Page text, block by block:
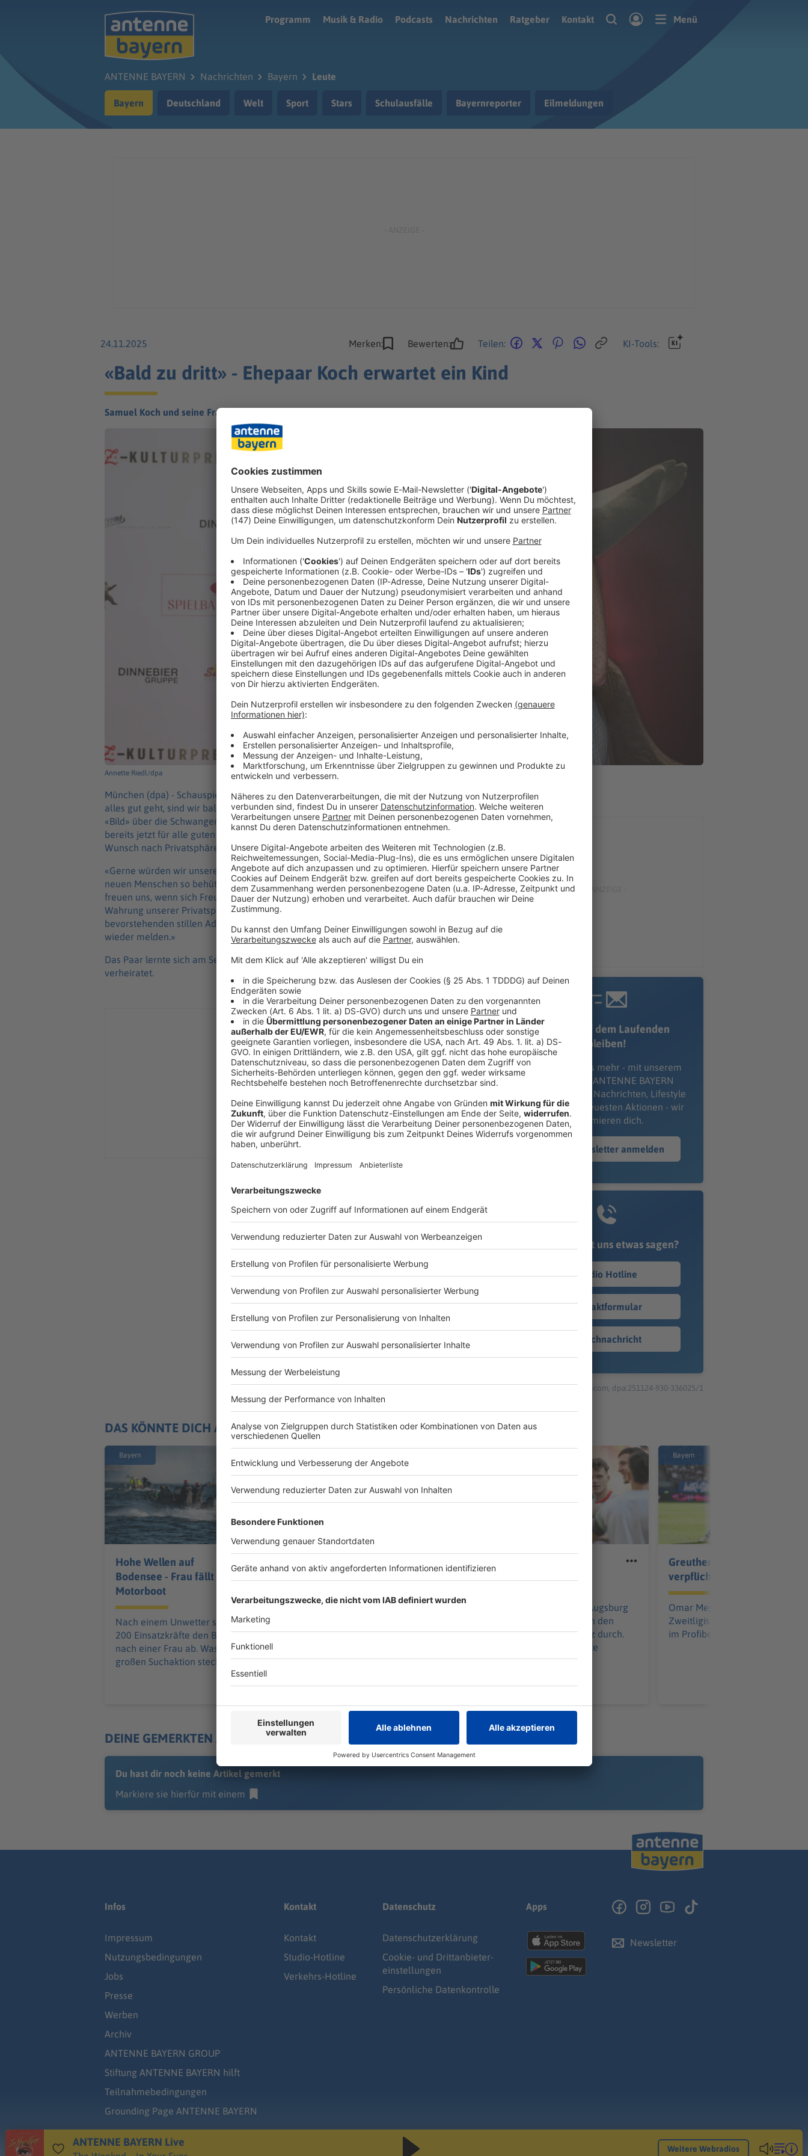
Programm
Musik & Radio Podcasts Nachrichten Ratgeber Kontakt Menü
ANTENNE BAYERN Nachrichten Bayern Leute
Bayern Deutschland Welt Sport Stars Schulausfälle Bayernreporter Eilmeldungen
24.11.2025 Merken: Bewerten: Teilen: KI-Tools:
«Bald zu dritt» - Ehepaar Koch erwartet ein Kind
Samuel Koch und seine Frau Sarah haben freudige Neuigkeiten - und bitten um Privatsphäre.
Annette Riedl/dpa
München (dpa) - Schauspieler Samuel Koch und seine Frau Sarah erwarten ein Kind. «Wenn
alles gut geht, sind wir bald zu dritt», teilten sie über ihre Medienagentur mit. Zuvor hatte die
«Bild» über die Schwangerschaft berichtet. «Wir sind sehr freudig aufgeregt und danken
bereits jetzt für alle guten Wünsche», schrieben Sarah und Samuel Koch und betonten ihren
Wunsch nach Privatsphäre.
«Gerne würden wir unsere sehr persönlichen Neuigkeiten und den damit verbundenen
neuen Menschen so behütet wie möglich wissen», hieß es in der Mitteilung. «Klar, auch wir
freuen uns, wenn sich Freude potenziert und bitten dennoch höflich um möglichst diskrete
Wahrung unserer Privatsphäre.» Damit «wenden wir uns nun aufgeregt-erwartungsvoll der
bevorstehenden stillen Adventszeit zu», schrieben sie. «Zu gegebener Zeit werden wir uns
wieder melden.»
Das Paar lernte sich am Set der ARD-Serie «Sturm der Liebe» kennen und ist seit 2016
verheiratet.
Immer auf dem Laufenden
bleiben!
Verpass' nichts mehr - mit unserem
kostenlosen ANTENNE BAYERN
Newsletter. Ob Nachrichten, Lifestyle
oder unsere neuesten Aktionen - wir
informieren dich.
Zum Newsletter anmelden
Du möchtest uns etwas sagen?
Studio Hotline
Kontaktformular
Sprachnachricht
© dpa-infocom, dpa:251124-930-336025/1
DAS KÖNNTE DICH AUCH INTERESSIEREN
Bayern
Hohe Wellen auf
Bodensee - Frau fällt von
Motorboot
Nach einem Unwetter suchen rund
200 Einsatzkräfte den Bodensee
nach einer Frau ab. Was hinter der
großen Suchaktion steckt.
Unwetter: Bäume
stürzen auf Autobahnen
über Bayern gezogen. Die
mehrerer umgestürzter Bäume
in Tirol in Torlaune
Locker setzt sich der FC Augsburg
in seinem Testspiel gegen den
unterklassigen SC Schwaz durch.
Als Nächstes warten echte
Prüfsteine.
Bayern
Greuther Fürth
verpflichtet HSV-Talent
Omar Megeed hofft beim
Zweitligisten auf den
im Profibereich.
DEINE GEMERKTEN ARTIKEL
Du hast dir noch keine Artikel gemerkt
Markiere sie hierfür mit einem
Infos
Impressum
Nutzungsbedingungen
Jobs
Presse
Werben
Archiv
ANTENNE BAYERN GROUP
Stiftung ANTENNE BAYERN hilft
Teilnahmebedingungen
Grounding Page ANTENNE BAYERN
Kontakt
Kontakt
Studio-Hotline
Verkehrs-Hotline
Datenschutz
Datenschutz­erklärung
Cookie- und Drittanbieter-
einstellungen
Persönliche Datenkontrolle
Apps
Newsletter
ANTENNE BAYERN Live
Weitere Webradios